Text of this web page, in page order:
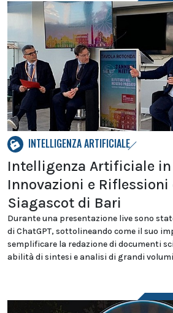
INTELLIGENZA ARTIFICIALE
Intelligenza Artificiale in
Innovazioni e Riflessioni
Siagascot di Bari
Durante una presentazione live sono
di ChatGPT, sottolineando come il suo
semplificare la redazione di documenti
abilità di sintesi e analisi di grandi